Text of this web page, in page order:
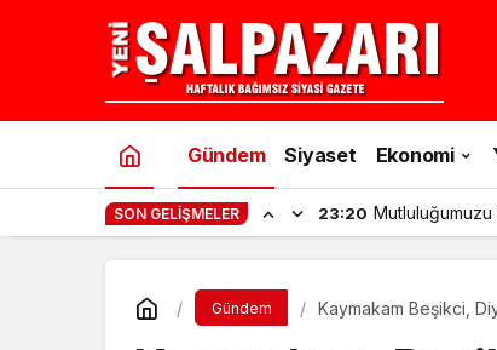
Gündem Siyaset Ekonomi
SON GELIŞMELER 11:53 Şalpazarı’nda
Gündem Kaymakam Beşikci,